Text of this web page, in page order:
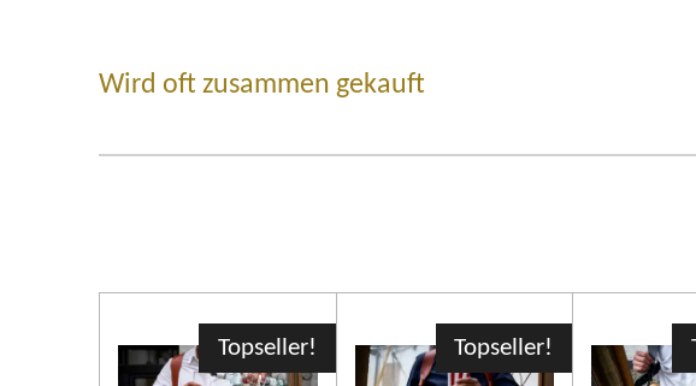
Wird oft zusammen gekauft
Topseller! Topseller!